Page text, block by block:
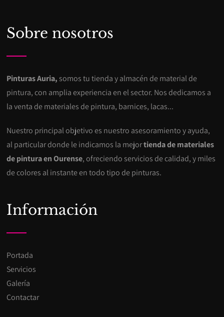
Sobre nosotros
Pinturas Auria, somos tu tienda y almacén de material de
pintura, con amplia experiencia en el sector. Nos dedicamos a
la venta de materiales de pintura, barnices, lacas...
Nuestro principal objetivo es nuestro asesoramiento y ayuda,
al particular donde le indicamos la mejortienda de materiales
de pintura en Ourense, ofreciendo servicios de calidad, y miles
de colores al instante en todo tipo de pinturas.
Información
Portada
Servicios
Galería
Contactar